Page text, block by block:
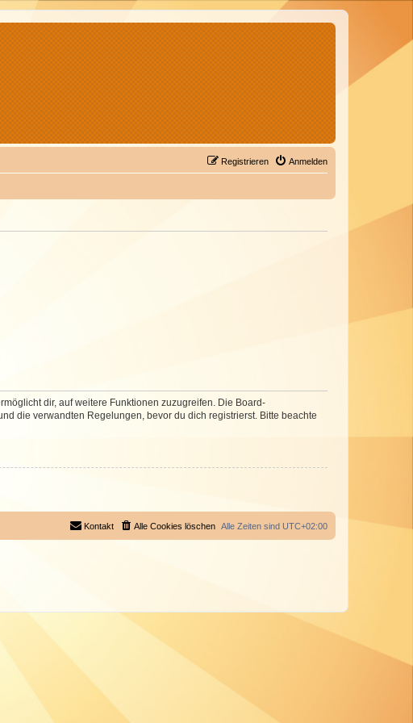
Anmelden
Registrieren
dir, auf weitere Funktionen zuzugreifen. Die Board-
die verwandten Regelungen, bevor du dich registrierst. Bitte beachte
Alle Zeiten sind UTC+02:00
Alle Cookies löschen
Kontakt